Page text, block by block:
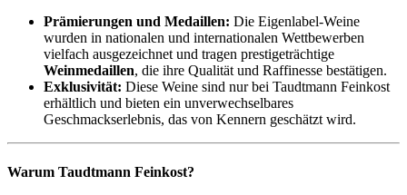
Prämierungen und Medaillen: Die Eigenlabel-Weine
wurden in nationalen und internationalen Wettbewerben
vielfach ausgezeichnet und tragen prestigeträchtige
Weinmedaillen, die ihre Qualität und Raffinesse bestätigen.
Exklusivität: Diese Weine sind nur bei Taudtmann Feinkost
erhältlich und bieten ein unverwechselbares
Geschmackserlebnis, das von Kennern geschätzt wird.
Warum Taudtmann Feinkost?